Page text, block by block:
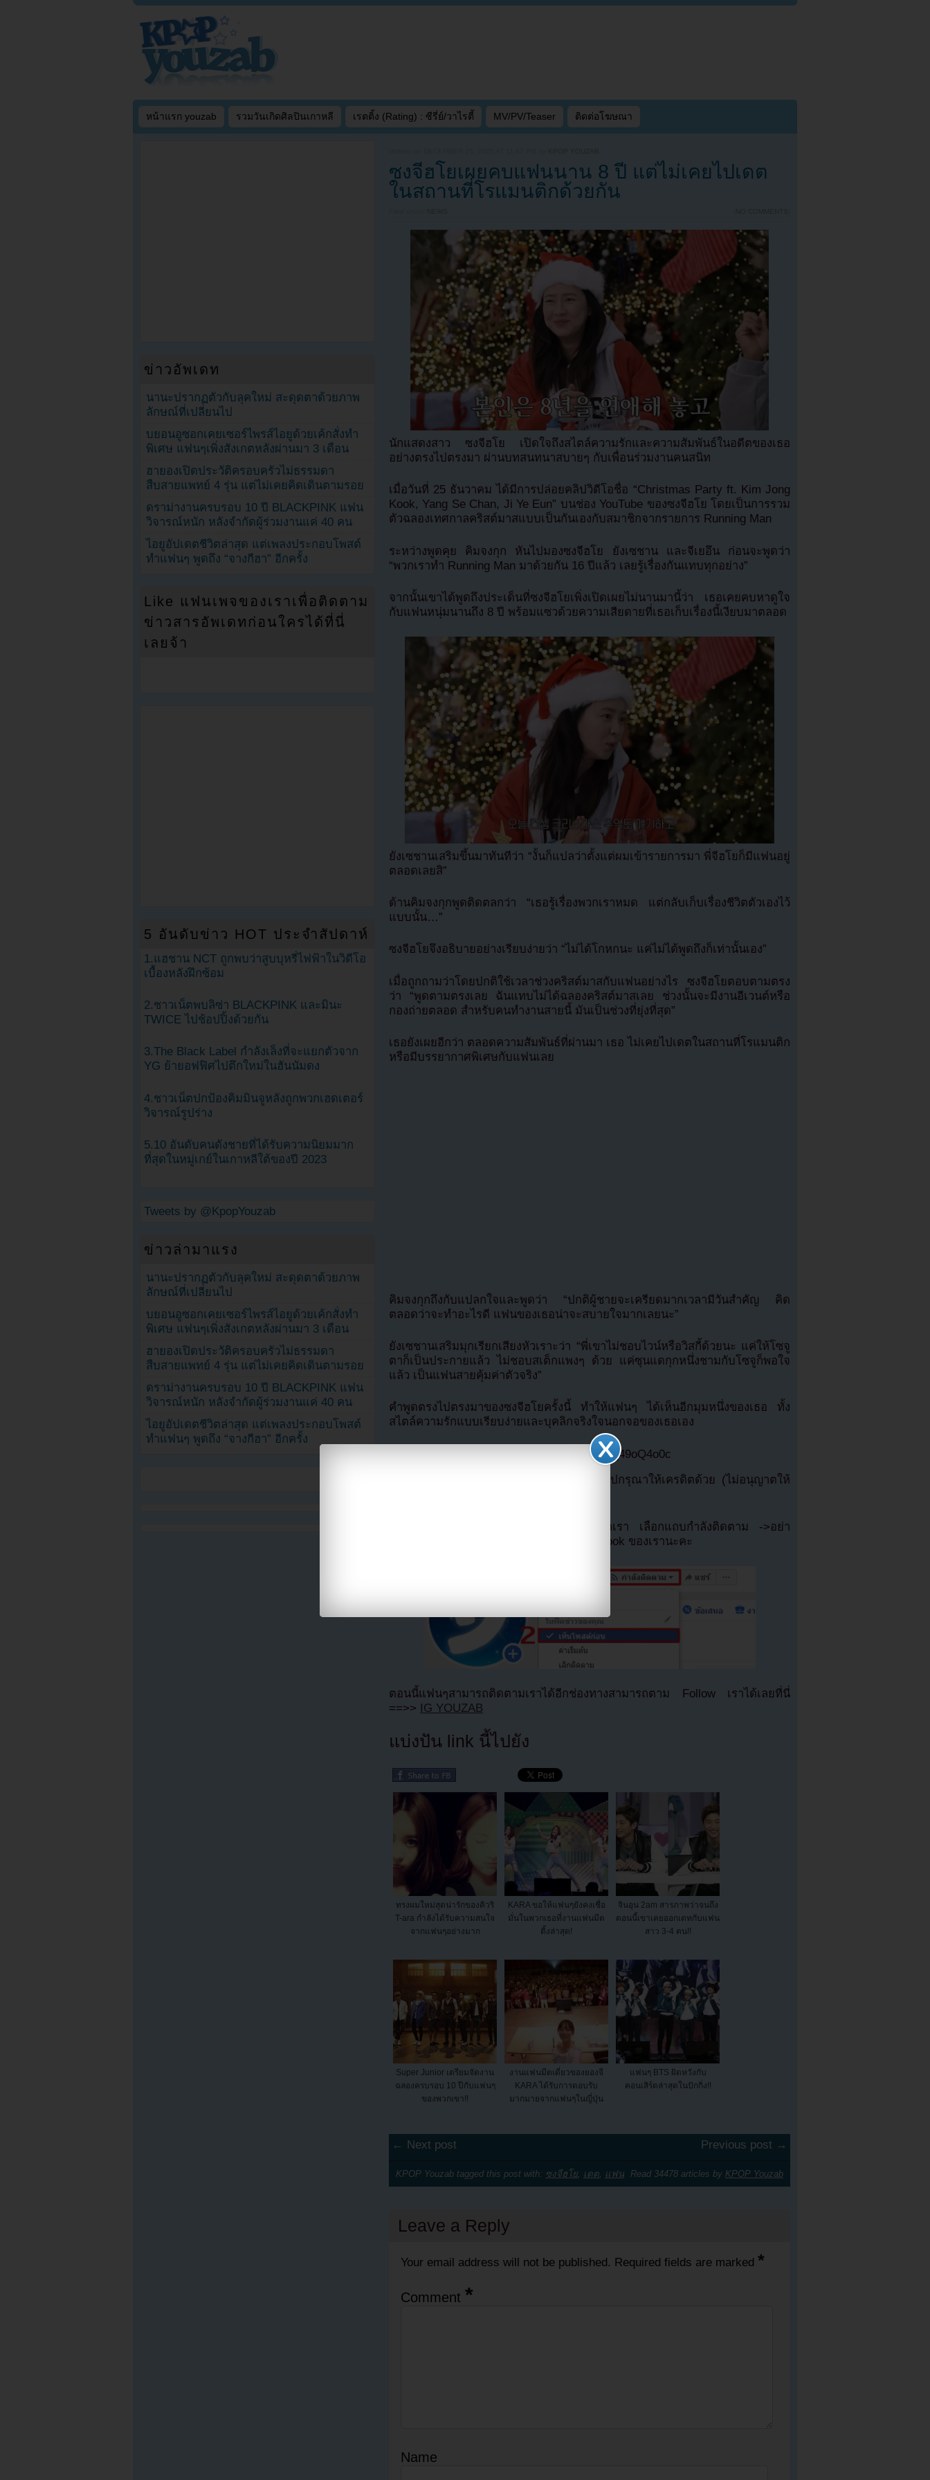
หน้าแรก youzab รวมวันเกิดศิลปินเกาหลี เรตติ้ง (Rating) : ซีรี่ย์/วาไรตี้ MV/PV/Teaser ติดต่อโฆษณา
KPOP YOUZAB
ซงจีฮโยเผยคบแฟนนาน 8 ปี แต่ไม่เคยไปเดต
ในสถานที่โรแมนติกด้วยกัน
NEWS NO COMMENTS
นักแสดงสาว ซงจีฮโย เปิดใจถึงสไตล์ความรักและความสัมพันธ์ในอดีตของเธอ
อย่างตรงไปตรงมา ผ่านบทสนทนาสบายๆ กับเพื่อนร่วมงานคนสนิท
เมื่อวันที่ 25 ธันวาคม ได้มีการปล่อยคลิปวิดีโอชื่อ “Christmas Party ft. Kim Jong
Kook, Yang Se Chan, Ji Ye Eun” บนช่อง YouTube ของซงจีฮโย โดยเป็นการรวม
ตัวฉลองเทศกาลคริสต์มาสแบบเป็นกันเองกับสมาชิกจากรายการ Running Man
ระหว่างพูดคุย คิมจงกุก หันไปมองซงจีฮโย ยังเซชาน และจีเยอึน ก่อนจะพูดว่า
“พวกเราทำ Running Man มาด้วยกัน 16 ปีแล้ว เลยรู้เรื่องกันแทบทุกอย่าง”
จากนั้นเขาได้พูดถึงประเด็นที่ซงจีฮโยเพิ่งเปิดเผยไม่นานมานี้ว่า เธอเคยคบหาดูใจ
กับแฟนหนุ่มนานถึง 8 ปี พร้อมแซวด้วยความเสียดายที่เธอเก็บเรื่องนี้เงียบมาตลอด
ยังเซชานเสริมขึ้นมาทันทีว่า “งั้นก็แปลว่าตั้งแต่ผมเข้ารายการมา พี่จีฮโยก็มีแฟนอยู่
ตลอดเลยสิ”
ด้านคิมจงกุกพูดติดตลกว่า “เธอรู้เรื่องพวกเราหมด แต่กลับเก็บเรื่องชีวิตตัวเองไว้
แบบนั้น…”
ซงจีฮโยจึงอธิบายอย่างเรียบง่ายว่า “ไม่ได้โกหกนะ แค่ไม่ได้พูดถึงก็เท่านั้นเอง”
เมื่อถูกถามว่าโดยปกติใช้เวลาช่วงคริสต์มาสกับแฟนอย่างไร ซงจีฮโยตอบตามตรง
ว่า “พูดตามตรงเลย ฉันแทบไม่ได้ฉลองคริสต์มาสเลย ช่วงนั้นจะมีงานอีเวนต์หรือ
กองถ่ายตลอด สำหรับคนทำงานสายนี้ มันเป็นช่วงที่ยุ่งที่สุด”
เธอยังเผยอีกว่า ตลอดความสัมพันธ์ที่ผ่านมา เธอ ไม่เคยไปเดตในสถานที่โรแมนติก
หรือมีบรรยากาศพิเศษกับแฟนเลย
คิมจงกุกถึงกับแปลกใจและพูดว่า “ปกติผู้ชายจะเครียดมากเวลามีวันสำคัญ คิด
ตลอดว่าจะทำอะไรดี แฟนของเธอน่าจะสบายใจมากเลยนะ”
ยังเซชานเสริมมุกเรียกเสียงหัวเราะว่า “พี่เขาไม่ชอบไวน์หรือวิสกี้ด้วยนะ แค่ให้โซจู
ตาก็เป็นประกายแล้ว ไม่ชอบสเต็กแพงๆ ด้วย แค่ซุนแดกุกหนึ่งชามกับโซจูก็พอใจ
แล้ว เป็นแฟนสายคุ้มค่าตัวจริง”
คำพูดตรงไปตรงมาของซงจีฮโยครั้งนี้ ทำให้แฟนๆ ได้เห็นอีกมุมหนึ่งของเธอ ทั้ง
สไตล์ความรักแบบเรียบง่ายและบุคลิกจริงใจนอกจอของเธอเอง
https://www.youtube.com/watch?v=bpq49oQ4o0c
หากนำออกไปกรุณาให้เครดิตด้วย (ไม่อนุญาตให้
หากไม่ต้องการพลาดข่าวสารอย่างรวดเร็วจากเรา เลือกแถบกำลังติดตาม ->อย่า
เลือกเห็นโพสต์ก่อนของเพจ Facebook ของเรานะคะ
ตอนนี้แฟนๆสามารถติดตามเราได้อีกช่องทางสามารถตาม Follow เราได้เลยที่นี่
==>> IG YOUZAB
แบ่งปัน link นี้ไปยัง
ทรงผมใหม่สุดน่ารักของคิวริ
T-ara กำลังได้รับความสนใจ
จากแฟนๆอย่างมาก
KARA ขอให้แฟนๆยังคงเชื่อ
มั่นในพวกเธอที่งานแฟนมีต
ติ้งล่าสุด!
จินอุน 2am สารภาพว่าจนถึง
ตอนนี้เขาเคยออกเดทกับแฟน
สาว 3-4 คน!!
Super Junior เตรียมจัดงาน
ฉลองครบรอบ 10 ปีกับแฟนๆ
ของพวกเขา!!
งานแฟนมีตเดี่ยวของยองจี
KARA ได้รับการตอบรับ
มากมายจากแฟนๆในญี่ปุ่น
แฟนๆ BTS ผิดหวังกับ
คอนเสิร์ตล่าสุดในปักกิ่ง!!
← Next post Previous post →
KPOP Youzab tagged this post with: ซงจีฮโย เดต แฟน Read 34478 articles by KPOP Youzab
Leave a Reply
Your email address will not be published. Required fields are marked *
Comment *
Name
ข่าวอัพเดท
นานะปรากฏตัวกับลุคใหม่ สะดุดตาด้วยภาพ
ลักษณ์ที่เปลี่ยนไป
บยอนอูซอกเคยเซอร์ไพรส์ไอยูด้วยเค้กสั่งทำ
พิเศษ แฟนๆเพิ่งสังเกตหลังผ่านมา 3 เดือน
ฮายองเปิดประวัติครอบครัวไม่ธรรมดา
สืบสายแพทย์ 4 รุ่น แต่ไม่เคยคิดเดินตามรอย
ดราม่างานครบรอบ 10 ปี BLACKPINK แฟน
วิจารณ์หนัก หลังจำกัดผู้ร่วมงานแค่ 40 คน
ไอยูอัปเดตชีวิตล่าสุด แต่เพลงประกอบโพสต์
ทำแฟนๆ พูดถึง “จางกีฮา” อีกครั้ง
Like แฟนเพจของเราเพื่อติดตาม
ข่าวสารอัพเดทก่อนใครได้ที่นี่
เลยจ้า
5 อันดับข่าว HOT ประจำสัปดาห์
1.แฮชาน NCT ถูกพบว่าสูบบุหรี่ไฟฟ้าในวิดีโอ
เบื้องหลังฝึกซ้อม
2.ชาวเน็ตพบลิซ่า BLACKPINK และมินะ
TWICE ไปช้อปปิ้งด้วยกัน
3.The Black Label กำลังเล็งที่จะแยกตัวจาก
YG ย้ายอฟฟิศไปตึกใหม่ในฮันนัมดง
4.ชาวเน็ตปกป้องคิมมินจูหลังถูกพวกเฮดเตอร์
วิจารณ์รูปร่าง
5.10 อันดับคนดังชายที่ได้รับความนิยมมาก
ที่สุดในหมู่เกย์ในเกาหลีใต้ของปี 2023
Tweets by @KpopYouzab
ข่าวล่ามาแรง
นานะปรากฏตัวกับลุคใหม่ สะดุดตาด้วยภาพ
ลักษณ์ที่เปลี่ยนไป
บยอนอูซอกเคยเซอร์ไพรส์ไอยูด้วยเค้กสั่งทำ
พิเศษ แฟนๆเพิ่งสังเกตหลังผ่านมา 3 เดือน
ฮายองเปิดประวัติครอบครัวไม่ธรรมดา
สืบสายแพทย์ 4 รุ่น แต่ไม่เคยคิดเดินตามรอย
ดราม่างานครบรอบ 10 ปี BLACKPINK แฟน
วิจารณ์หนัก หลังจำกัดผู้ร่วมงานแค่ 40 คน
ไอยูอัปเดตชีวิตล่าสุด แต่เพลงประกอบโพสต์
ทำแฟนๆ พูดถึง “จางกีฮา” อีกครั้ง